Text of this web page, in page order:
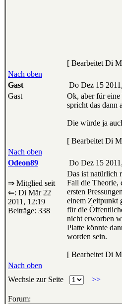
[ Bearbeitet Di
Nach oben
Gast
Do Dez 15
Gast
Ok, aber für
spricht das dann
Die würde ja
[ Bearbeitet Di
Nach oben
Odeon89
Do Dez 15
⇒ Mitglied seit
⇐: Di Mär 22
2011, 12:19
Beiträge: 338
Das ist natürlich
Fall die Theorie,
ersten
einem Zeitpunkt
für die
nicht erworben
Platte könnte
worden sein.
[ Bearbeitet Di
Nach oben
Wechsle zur Seite
>>
Forum: